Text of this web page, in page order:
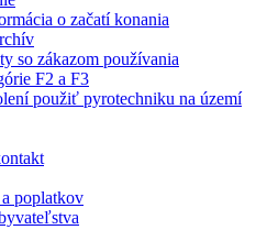
o začatí konania
so zákazom používania
F2 a F3
použiť pyrotechniku na území
poplatkov